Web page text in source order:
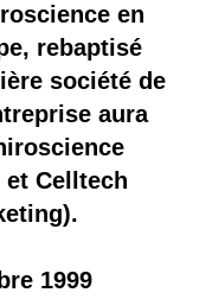
en
rebaptisé
société de
aura
et Celltech
1999